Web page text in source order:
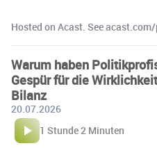
Hosted on Acast. See
Warum haben
Gespür für die
Bilanz
20.07.2026
1 Stunde 2 Minuten